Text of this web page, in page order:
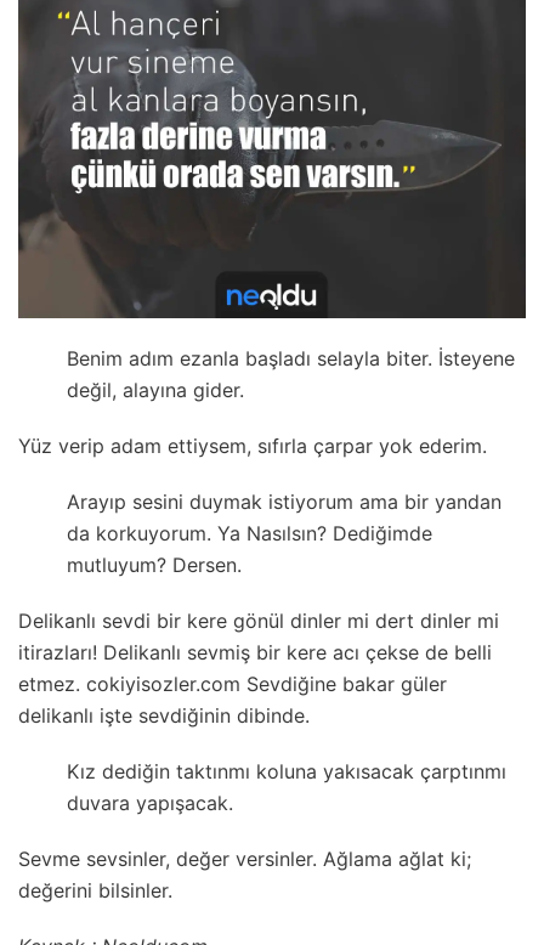
Benim adım ezanla başladı selayla biter. İsteyene
değil, alayına gider.
Yüz verip adam ettiysem, sıfırla çarpar yok ederim.
Arayıp sesini duymak istiyorum ama bir yandan
da korkuyorum. Ya Nasılsın? Dediğimde
mutluyum? Dersen.
Delikanlı sevdi bir kere gönül dinler mi dert dinler mi
itirazları! Delikanlı sevmiş bir kere acı çekse de belli
etmez. cokiyisozler.com Sevdiğine bakar güler
delikanlı işte sevdiğinin dibinde.
Kız dediğin taktınmı koluna yakısacak çarptınmı
duvara yapışacak.
Sevme sevsinler, değer versinler. Ağlama ağlat ki;
değerini bilsinler.